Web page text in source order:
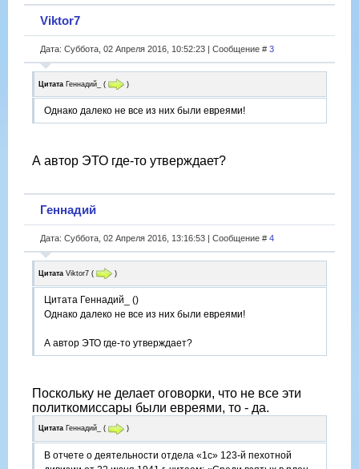
Viktor7
Дата: Суббота, 02 Апреля 2016, 10:52:23 | Сообщение # 3
Цитата Геннадий_ ( )
Однако далеко не все из них были евреями!
А автор ЭТО где-то утверждает?
Геннадий
Дата: Суббота, 02 Апреля 2016, 13:16:53 | Сообщение # 4
Цитата Viktor7 ( )
Цитата Геннадий_ ()
Однако далеко не все из них были евреями!
А автор ЭТО где-то утверждает?
Поскольку не делает оговорки, что не все эти
политкомиссары были евреями, то - да.
Цитата Геннадий_ ( )
В отчете о деятельности отдела «1с» 123-й пехотной